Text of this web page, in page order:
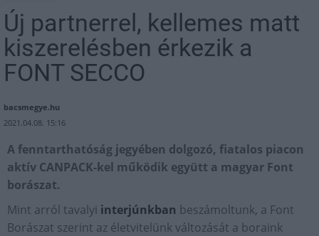
Új partnerrel, kellemes matt
kiszerelésben érkezik a
FONT SECCO
bacsmegye.hu
2021.04.08. 15:16
A fenntarthatóság jegyében dolgozó, fiatalos piacon
aktív CANPACK-kel működik együtt a magyar Font
borászat.
Mint arról tavalyi interjúnkban beszámoltunk, a Font
Borászat szerint az életvitelünk változását a boraink